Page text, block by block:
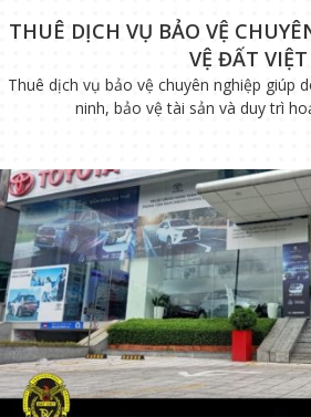
THUÊ DỊCH VỤ BẢO VỆ
VỆ ĐẤT VIỆT
Thuê dịch vụ bảo vệ chuyên nghiệp giúp
ninh, bảo vệ tài sản và duy trì